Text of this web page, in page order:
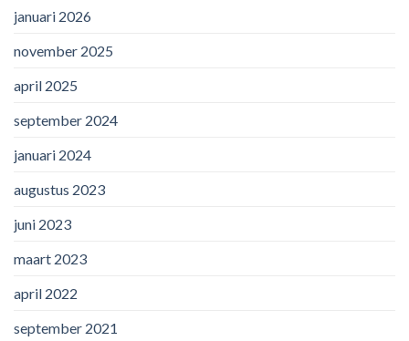
januari 2026
november 2025
april 2025
september 2024
januari 2024
augustus 2023
juni 2023
maart 2023
april 2022
september 2021